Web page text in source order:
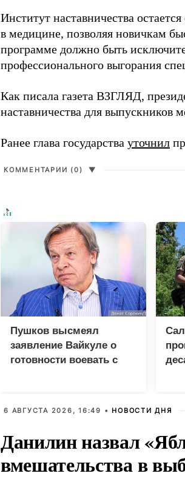
Институт наставничества
в медицине, позволяя новичкам
программе должно быть
профессионального выгорания
Как писала газета ВЗГЛЯД,
наставничества для выпускников
Ранее глава государства уточнил
КОММЕНТАРИИ (0) ▼
Пушков высмеял
заявление Вайкуле о
готовности воевать с
6 АВГУСТА 2026, 16:49 • НОВОСТИ ДНЯ
Данилин назвал
вмешательства в